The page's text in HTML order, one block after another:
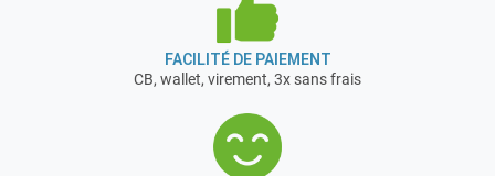
FACILITÉ DE PAIEMENT
CB, wallet, virement, 3x sans frais